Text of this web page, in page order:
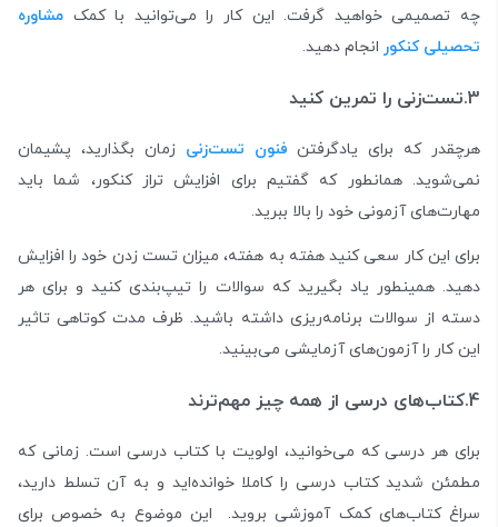
چه تصمیمی خواهید گرفت. این کار را می‌توانید با کمک مشاوره
تحصیلی کنکور انجام دهید.
3.تست‌زنی را تمرین کنید
هرچقدر که برای یادگرفتنفنون تست‌زنی زمان بگذارید، پشیمان
نمی‌شوید. همانطور که گفتیم برای افزایش تراز کنکور، شما باید
مهارت‌های آزمونی خود را بالا ببرید.
برای این کار سعی کنید هفته به هفته، میزان تست زدن خود را افزایش
دهید. همینطور یاد بگیرید که سوالات را تیپ‌بندی کنید و برای هر
دسته از سوالات برنامه‌ریزی داشته باشید. ظرف مدت کوتاهی تاثیر
این کار را آزمون‌های آزمایشی می‌بینید.
4.کتاب‌های درسی از همه چیز مهم‌ترند
برای هر درسی که می‌خوانید، اولویت با کتاب درسی است. زمانی که
مطمئن شدید کتاب درسی را کاملا خوانده‌اید و به آن تسلط دارید،
سراغ کتاب‌های کمک آموزشی بروید. این موضوع به خصوص برای